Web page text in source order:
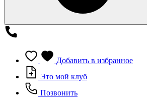
Добавить в избранное
Это мой клуб
Позвонить